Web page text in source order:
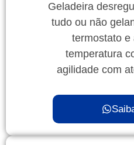
Geladeira
tudo ou não
termostato e
temperatura
agilidade com